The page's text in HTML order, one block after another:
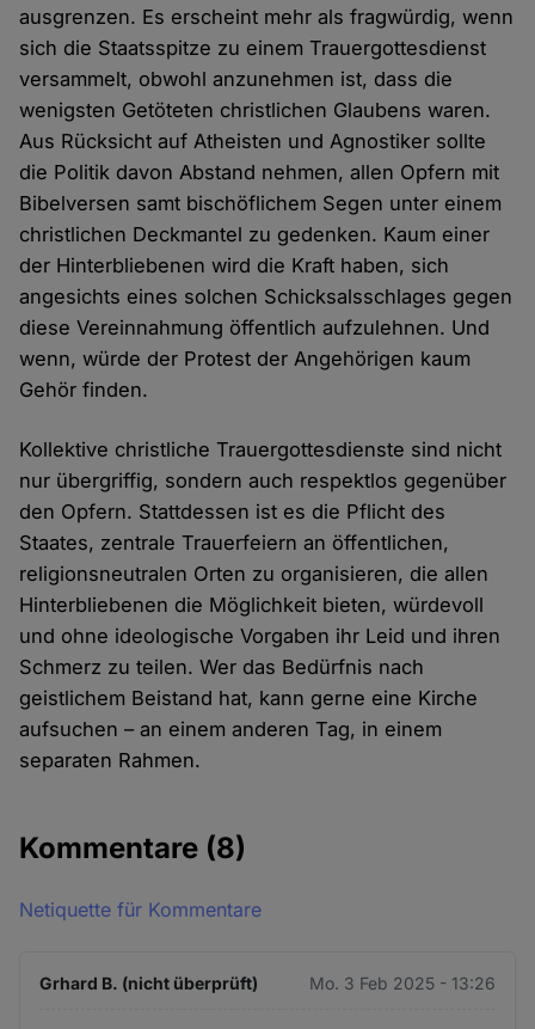
ausgrenzen. Es erscheint mehr als fragwürdig, wenn
sich die Staatsspitze zu einem Trauergottesdienst
versammelt, obwohl anzunehmen ist, dass die
wenigsten Getöteten christlichen Glaubens waren.
Aus Rücksicht auf Atheisten und Agnostiker sollte
die Politik davon Abstand nehmen, allen Opfern mit
Bibelversen samt bischöflichem Segen unter einem
christlichen Deckmantel zu gedenken. Kaum einer
der Hinterbliebenen wird die Kraft haben, sich
angesichts eines solchen Schicksalsschlages gegen
diese Vereinnahmung öffentlich aufzulehnen. Und
wenn, würde der Protest der Angehörigen kaum
Gehör finden.
Kollektive christliche Trauergottesdienste sind nicht
nur übergriffig, sondern auch respektlos gegenüber
den Opfern. Stattdessen ist es die Pflicht des
Staates, zentrale Trauerfeiern an öffentlichen,
religionsneutralen Orten zu organisieren, die allen
Hinterbliebenen die Möglichkeit bieten, würdevoll
und ohne ideologische Vorgaben ihr Leid und ihren
Schmerz zu teilen. Wer das Bedürfnis nach
geistlichem Beistand hat, kann gerne eine Kirche
aufsuchen – an einem anderen Tag, in einem
separaten Rahmen.
Kommentare (8)
Netiquette für Kommentare
Grhard B. (nicht überprüft) Mo. 3 Feb 2025 - 13:26